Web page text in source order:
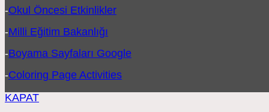
-Okul Öncesi Etkinlikler
-Milli Eğitim Bakanlığı
-Boyama Sayfaları Google
-Coloring Page Activities
KAPAT